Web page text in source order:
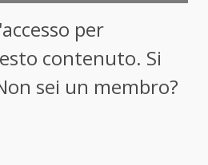
per
contenuto. Si
sei un membro?